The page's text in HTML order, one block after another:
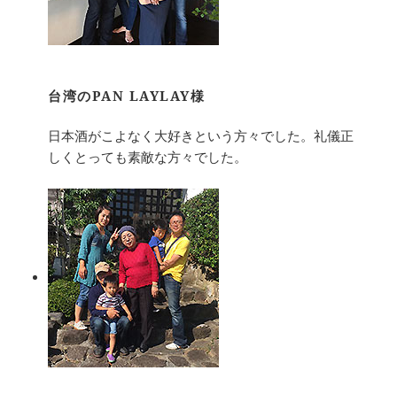
台湾のPAN LAYLAY様
日本酒がこよなく大好きという方々でした。礼儀正
しくとっても素敵な方々でした。